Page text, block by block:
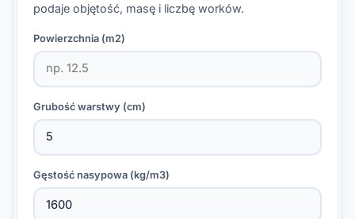
podaje objętość, masę i liczbę worków.
Powierzchnia (m2)
Grubość warstwy (cm)
Gęstość nasypowa (kg/m3)